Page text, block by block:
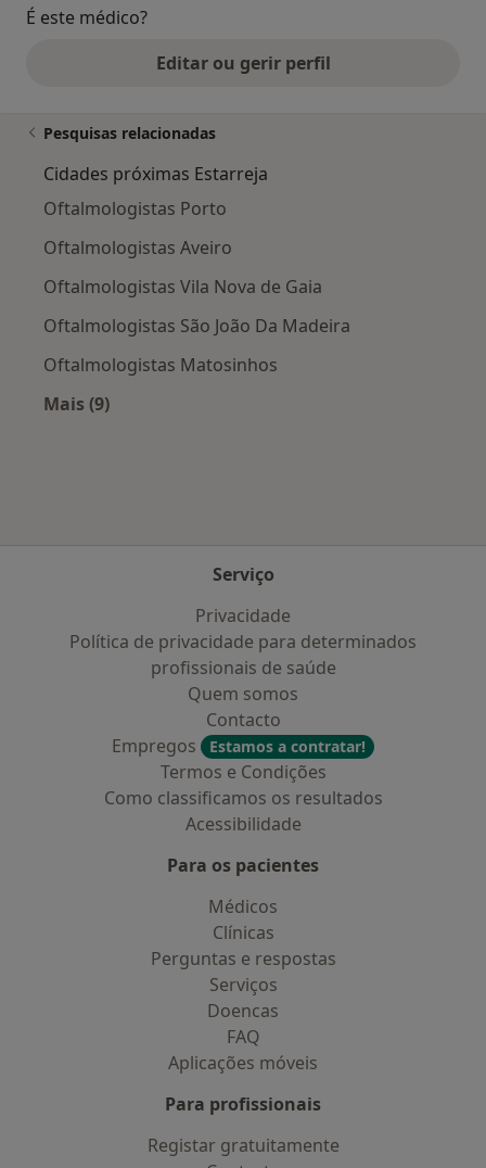
É este médico?
Editar ou gerir perfil
Pesquisas relacionadas
Cidades próximas Estarreja
Oftalmologistas Porto
Oftalmologistas Aveiro
Oftalmologistas Vila Nova de Gaia
Oftalmologistas São João Da Madeira
Oftalmologistas Matosinhos
Mais (9)
Serviço
Privacidade
Política de privacidade para determinados
profissionais de saúde
Quem somos
Contacto
Empregos
Estamos a contratar!
Termos e Condições
Como classificamos os resultados
Acessibilidade
Para os pacientes
Médicos
Clínicas
Perguntas e respostas
Serviços
Doencas
FAQ
Aplicações móveis
Para profissionais
Registar gratuitamente